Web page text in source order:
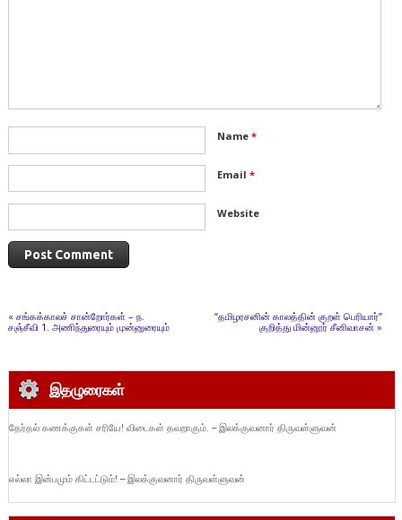
Name *
Email *
Website
« சங்கக்காலச் சான்றோர்கள் – ந.
சஞ்சீவி 1. அணிந்துரையும் முன்னுரையும்
“தமிழரசனின் காலத்தின் குறள் பெரியார்”
குறித்து மின்னூர் சீனிவாசன் »
இதழுரைகள்
தேர்தல் கணக்குகள் சரியே! விடைகள் தவறாகும். – இலக்குவனார் திருவள்ளுவன்
எல்லா இன்பமும் கிட்டட்டும்! – இலக்குவனார் திருவள்ளுவன்